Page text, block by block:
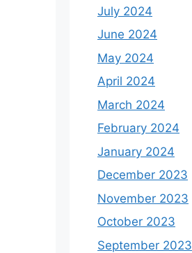
July 2024
June 2024
May 2024
April 2024
March 2024
February 2024
January 2024
December 2023
November 2023
October 2023
September 2023